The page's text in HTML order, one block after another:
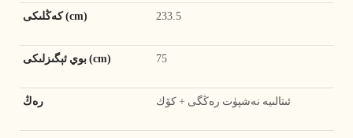
كەڭلىكى (cm) 233.5
بوي ئېگىزلىكى (cm) 75
رەڭ ئىتالىيە نەشپۈت رەڭگى + كۆك